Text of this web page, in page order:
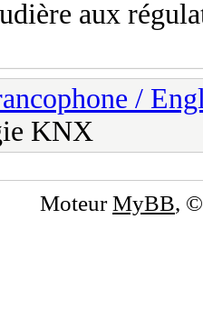
aux
/
KNX
MoteurMyBB,